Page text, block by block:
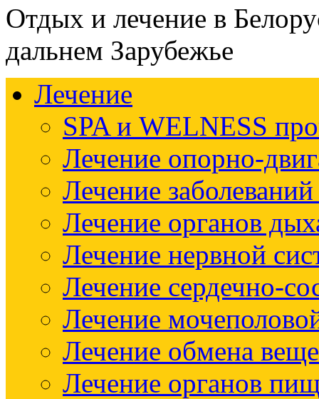
Отдых и лечение в
дальнем Зарубежье
Лечение
SPA и WELNESS
Лечение опорно-
Лечение
Лечение органов
Лечение нервной
Лечение сердечно-
Лечение
Лечение обмена
Лечение органов